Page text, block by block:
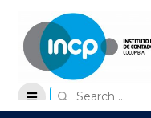
Search
for: